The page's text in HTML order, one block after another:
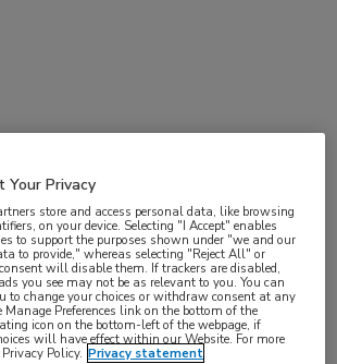
Your Privacy
store and access personal data, like browsing
on your device. Selecting "I Accept" enables
to support the purposes shown under "we and our
to provide," whereas selecting "Reject All" or
will disable them. If trackers are disabled,
you see may not be as relevant to you. You can
to change your choices or withdraw consent at any
Preferences link on the bottom of the
icon on the bottom-left of the webpage, if
will have effect within our Website. For more
Policy. Privacy statement